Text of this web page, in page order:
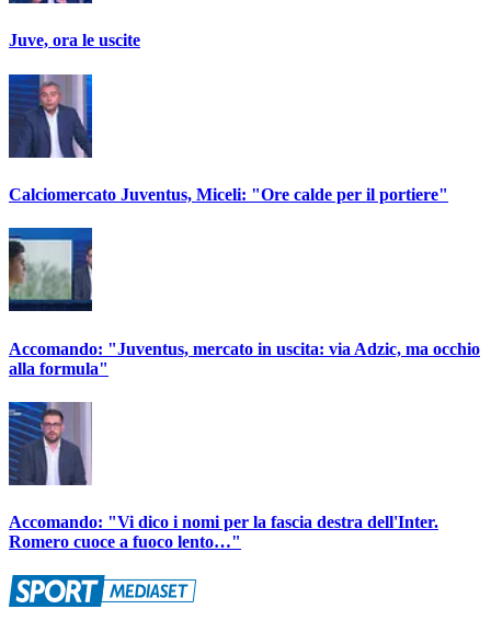
Juve, ora le uscite
Calciomercato Juventus, Miceli: "Ore calde per il portiere"
Accomando: "Juventus, mercato in uscita: via Adzic, ma occhio
alla formula"
Accomando: "Vi dico i nomi per la fascia destra dell'Inter.
Romero cuoce a fuoco lento…"